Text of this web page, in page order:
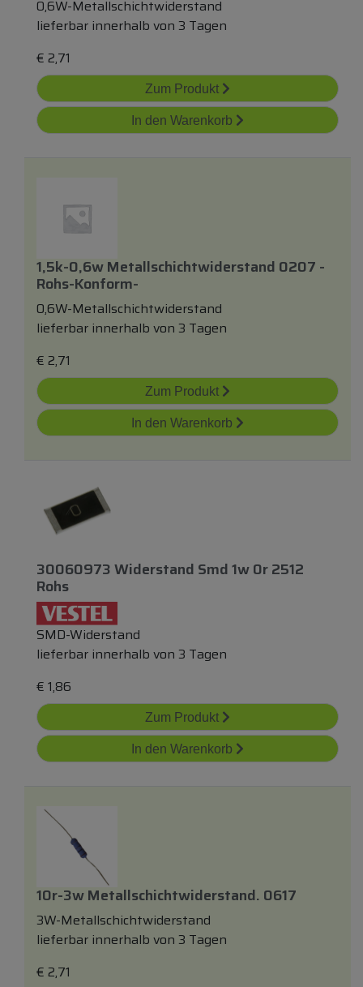
0,6W-Metallschichtwiderstand
lieferbar innerhalb von 3 Tagen
€ 2,71
Zum Produkt
In den Warenkorb
1,5k-0,6w Metallschichtwiderstand 0207 -
Rohs-Konform-
0,6W-Metallschichtwiderstand
lieferbar innerhalb von 3 Tagen
€ 2,71
Zum Produkt
In den Warenkorb
30060973 Widerstand Smd 1w 0r 2512
Rohs
SMD-Widerstand
lieferbar innerhalb von 3 Tagen
€ 1,86
Zum Produkt
In den Warenkorb
10r-3w Metallschichtwiderstand. 0617
3W-Metallschichtwiderstand
lieferbar innerhalb von 3 Tagen
€ 2,71